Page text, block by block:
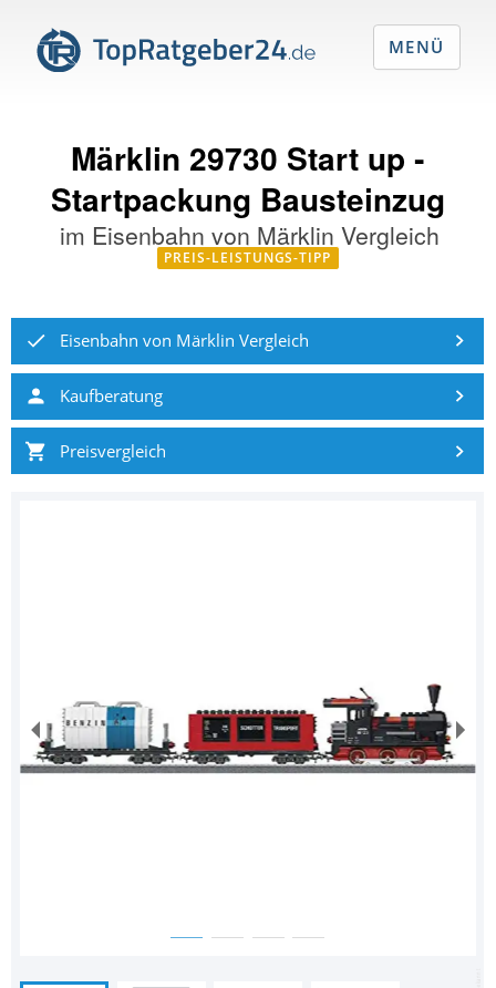
Märklin 29730 Start up ‐
Startpackung Bausteinzug
im Eisenbahn von Märklin Vergleich
PREIS-LEISTUNGS-TIPP
Eisenbahn von Märklin Vergleich
Kaufberatung
Preisvergleich
MENÜ